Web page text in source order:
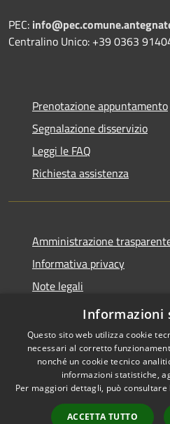
PEC:
Centralino Unico: +39 0363
Prenotazione appuntamento
Segnalazione disservizio
Leggi le FAQ
Richiesta assistenza
Amministrazione
Informativa privacy
Note legali
Dichiarazione di accessibilità
Accessibilità
Informazioni
Questo sito web utilizza cookie
necessari al corretto
nonché un cookie tecnico
informazioni statistiche,
Per maggiori dettagli, può
ACCETTA TUTTO